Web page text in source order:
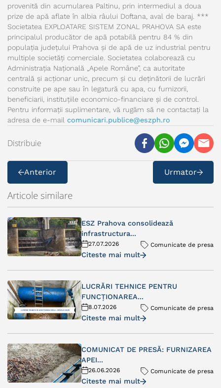
provenită din acumularea Paltinu, prin intermediul a doua
prize de apă aflate în albia râului Doftana, aval de baraj. ***
Societatea EXPLOATARE SISTEM ZONAL PRAHOVA SA este
principalul producător de apă potabilă pentru 84 % din
populația județului Prahova și de apă de uz industrial pentru
multiple societăți comerciale. Societatea colaborează cu
Administrația Națională „Apele Române”, ca autoritate
centrală și acționar unic, precum și cu deținătorii de lucrări
construite pe ape sau în legatură cu apa, cu furnizorii,
beneficiarii, instituțiile economico-financiare și de control.
Pentru informații suplimentare, vă rugăm să ne contactați la
adresa de e-mail comunicari.publice@eszph.ro
Distribuie
Anterior Urmator
Articole similare
ESZ Prahova consolidează
infrastructura...
27.07.2026 Comunicate de presa
Citeste mai mult
LUCRĂRI TEHNICE PENTRU
FUNCȚIONAREA...
8.07.2026 Comunicate de presa
Citeste mai mult
COMUNICAT DE PRESĂ: FURNIZAREA
APEI...
26.06.2026 Comunicate de presa
Citeste mai mult